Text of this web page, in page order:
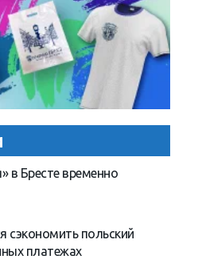
в Бресте временно
сэкономить польский
платежах